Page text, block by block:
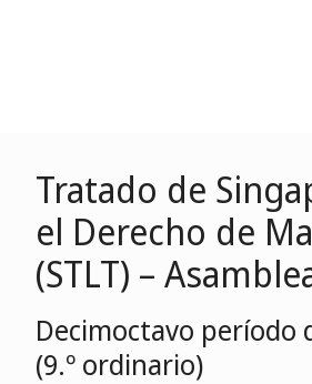
Tratado de
el Derecho de
(STLT) –
Decimoctavo período
(9.º ordinario)